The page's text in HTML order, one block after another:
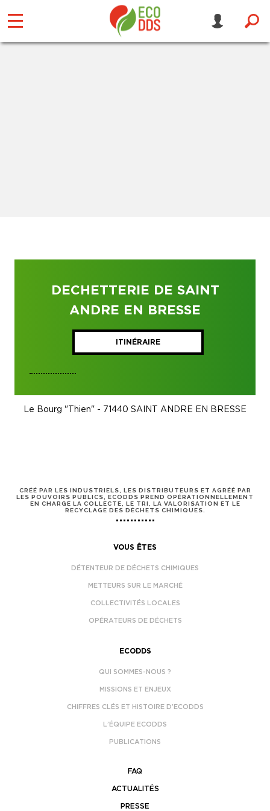
DECHETTERIE DE SAINT
ANDRE EN BRESSE
ITINÉRAIRE
Le Bourg "Thien" - 71440 SAINT ANDRE EN BRESSE
CRÉÉ PAR LES INDUSTRIELS, LES DISTRIBUTEURS ET AGRÉÉ PAR
LES POUVOIRS PUBLICS, ECODDS PREND OPÉRATIONNELLEMENT
EN CHARGE LA COLLECTE, LE TRI, LA VALORISATION ET LE
RECYCLAGE DES DÉCHETS CHIMIQUES.
VOUS ÊTES
DÉTENTEUR DE DÉCHETS CHIMIQUES
METTEURS SUR LE MARCHÉ
COLLECTIVITÉS LOCALES
OPÉRATEURS DE DÉCHETS
ECODDS
QUI SOMMES-NOUS ?
MISSIONS ET ENJEUX
CHIFFRES CLÉS ET HISTOIRE D’ECODDS
L’ÉQUIPE ECODDS
PUBLICATIONS
FAQ
ACTUALITÉS
PRESSE